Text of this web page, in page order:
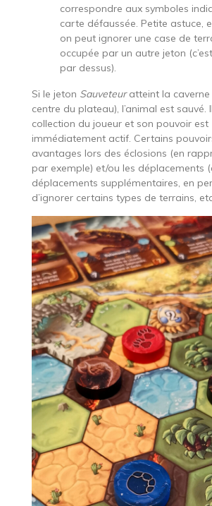
correspondre aux symboles
carte défaussée. Petite astuce,
on peut ignorer une case de
occupée par un autre jeton
par dessus).
Si le jeton Sauveteuratteint la caverne
centre du plateau), l’animal est sauvé.
collection du joueur et son pouvoir est
immédiatement actif. Certains
avantages lors des éclosions (en
par exemple) et/ou les déplacements
déplacements supplémentaires, en
d’ignorer certains types de terrains,